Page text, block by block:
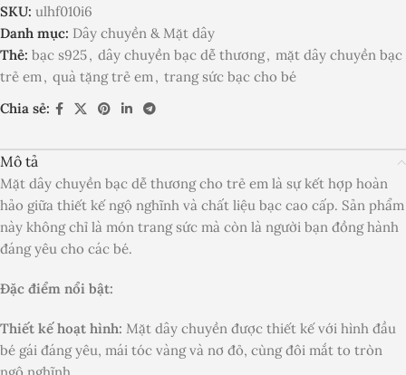
SKU: ulhf010i6
Danh mục: Dây chuyền & Mặt dây
Thẻ: bạc s925, dây chuyền bạc dễ thương, mặt dây chuyền bạc
trẻ em, quà tặng trẻ em, trang sức bạc cho bé
Chia sẻ:
Mô tả
Mặt dây chuyền bạc dễ thương cho trẻ em là sự kết hợp hoàn
hảo giữa thiết kế ngộ nghĩnh và chất liệu bạc cao cấp. Sản phẩm
này không chỉ là món trang sức mà còn là người bạn đồng hành
đáng yêu cho các bé.
Đặc điểm nổi bật:
Thiết kế hoạt hình: Mặt dây chuyền được thiết kế với hình đầu
bé gái đáng yêu, mái tóc vàng và nơ đỏ, cùng đôi mắt to tròn